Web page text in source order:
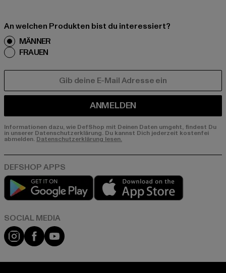
An welchen Produkten bist du interessiert?
MÄNNER
FRAUEN
ANMELDEN
Informationen dazu, wie DefShop mit Deinen Daten umgeht, findest Du
in unserer Datenschutzerklärung. Du kannst Dich jederzeit kostenfei
abmelden. Datenschutzerklärung lesen.
Play market
Instagram
FacebookYouTube